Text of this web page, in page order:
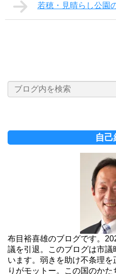
若穂・見晴らし公園
自己
布目裕喜雄のブログです。
議を引退。このブログは市
います。弱きを助け不条理を
りがモットー。この国のか